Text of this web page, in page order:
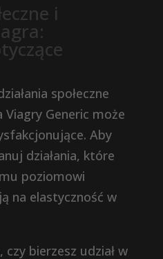
i
społeczne
Generic może
Aby
działania, które
poziomowi
na elastyczność w
bierzesz udział w